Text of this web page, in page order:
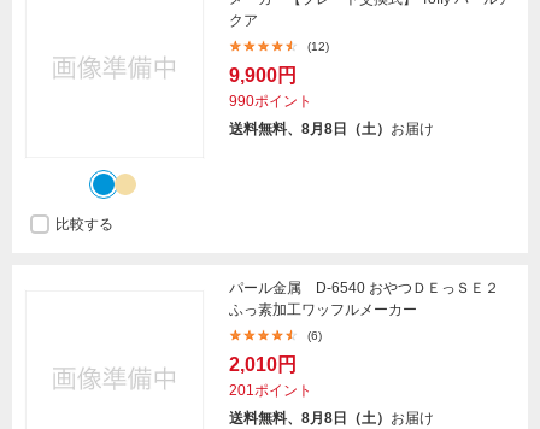
クア
(12)
9,900円
990ポイント
送料無料、8月8日（土） お届け
比較する
パール金属 D-6540 おやつＤＥっＳＥ２
ふっ素加工ワッフルメーカー
(6)
2,010円
201ポイント
送料無料、8月8日（土） お届け